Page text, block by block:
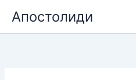
содержимому
Апостолиди